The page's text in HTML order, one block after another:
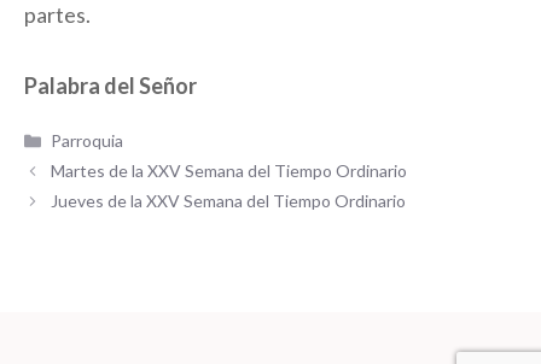
partes.
Palabra del Señor
Categorías
Parroquia
Martes de la XXV Semana del Tiempo Ordinario
Jueves de la XXV Semana del Tiempo Ordinario